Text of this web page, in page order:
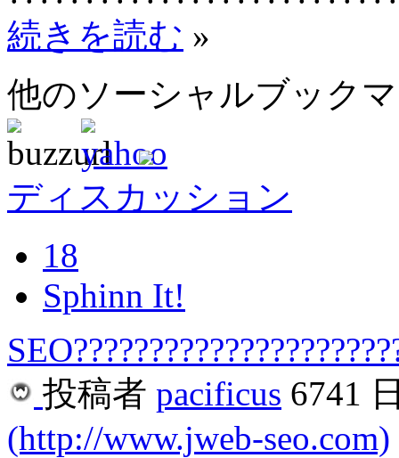
続きを読む »
他のソーシャルブック
ディスカッション
18
Sphinn It!
投稿者 pacificus 6741
(http://www.jweb-seo.com)